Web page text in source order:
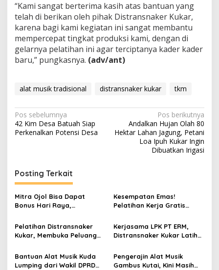
“Kami sangat berterima kasih atas bantuan yang
telah di berikan oleh pihak Distransnaker Kukar,
karena bagi kami kegiatan ini sangat membantu
mempercepat tingkat produksi kami, dengan di
gelarnya pelatihan ini agar terciptanya kader kader
baru,” pungkasnya. (adv/ant)
alat musik tradisional distransnaker kukar tkm
Navigasi
pos
Pos sebelumnya
42 Kim Desa Batuah Siap
Perkenalkan Potensi Desa
Pos berikutnya
Andalkan Hujan Olah 80
Hektar Lahan Jagung, Petani
Loa Ipuh Kukar Ingin
Dibuatkan Irigasi
Posting Terkait
Mitra Ojol Bisa Dapat
Bonus Hari Raya,
Dibahas
Kesempatan Emas!
Pelatihan Kerja Gratis
Pelatihan Distransnaker
Kukar, Membuka Peluang
Kerjasama LPK PT ERM,
Distransnaker Kukar Latih
Kerja
Bantuan Alat Musik Kuda
Lumping dari Wakil DPRD
Pengerajin Alat Musik
Gambus Kutai, Kini Masih